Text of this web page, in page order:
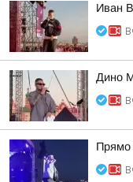
Иван
Дино
Прямо